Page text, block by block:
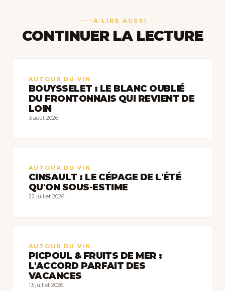
À LIRE AUSSI
CONTINUER LA LECTURE
AUTOUR DU VIN
BOUYSSELET : LE BLANC OUBLIÉ
DU FRONTONNAIS QUI REVIENT DE
LOIN
3 août 2026
AUTOUR DU VIN
CINSAULT : LE CÉPAGE DE L'ÉTÉ
QU'ON SOUS-ESTIME
22 juillet 2026
AUTOUR DU VIN
PICPOUL & FRUITS DE MER :
L'ACCORD PARFAIT DES
VACANCES
13 juillet 2026